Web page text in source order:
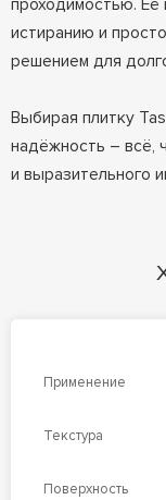
проходимостью. Её
истиранию и
решением для
Выбирая плитку
надёжность – всё,
и выразительного
Применение
Текстура
Поверхность